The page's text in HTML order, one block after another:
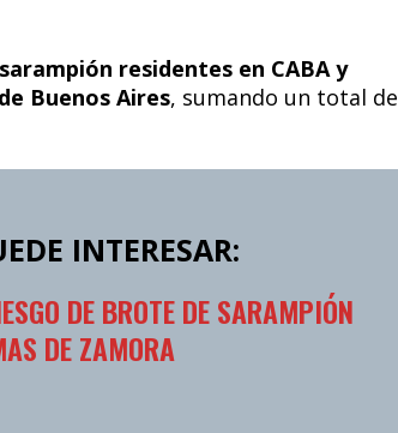
residentes en CABA y
Buenos Aires, sumando un total de
INTERESAR:
DE BROTE DE SARAMPIÓN
DE ZAMORA